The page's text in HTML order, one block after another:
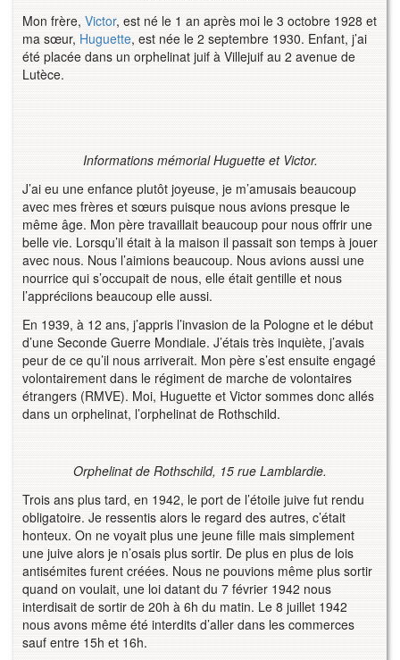
Mon frère, Victor, est né le 1 an après moi le 3 octobre 1928 et
ma sœur, Huguette, est née le 2 septembre 1930. Enfant, j’ai
été placée dans un orphelinat juif à Villejuif au 2 avenue de
Lutèce.
Informations mémorial Huguette et Victor.
J’ai eu une enfance plutôt joyeuse, je m’amusais beaucoup
avec mes frères et sœurs puisque nous avions presque le
même âge. Mon père travaillait beaucoup pour nous offrir une
belle vie. Lorsqu’il était à la maison il passait son temps à jouer
avec nous. Nous l’aimions beaucoup. Nous avions aussi une
nourrice qui s’occupait de nous, elle était gentille et nous
l’appréciions beaucoup elle aussi.
En 1939, à 12 ans, j’appris l’invasion de la Pologne et le début
d’une Seconde Guerre Mondiale. J’étais très inquiète, j’avais
peur de ce qu’il nous arriverait. Mon père s’est ensuite engagé
volontairement dans le régiment de marche de volontaires
étrangers (RMVE). Moi, Huguette et Victor sommes donc allés
dans un orphelinat, l’orphelinat de Rothschild.
Orphelinat de Rothschild, 15 rue Lamblardie.
Trois ans plus tard, en 1942, le port de l’étoile juive fut rendu
obligatoire. Je ressentis alors le regard des autres, c’était
honteux. On ne voyait plus une jeune fille mais simplement
une juive alors je n’osais plus sortir. De plus en plus de lois
antisémites furent créées. Nous ne pouvions même plus sortir
quand on voulait, une loi datant du 7 février 1942 nous
interdisait de sortir de 20h à 6h du matin. Le 8 juillet 1942
nous avons même été interdits d’aller dans les commerces
sauf entre 15h et 16h.